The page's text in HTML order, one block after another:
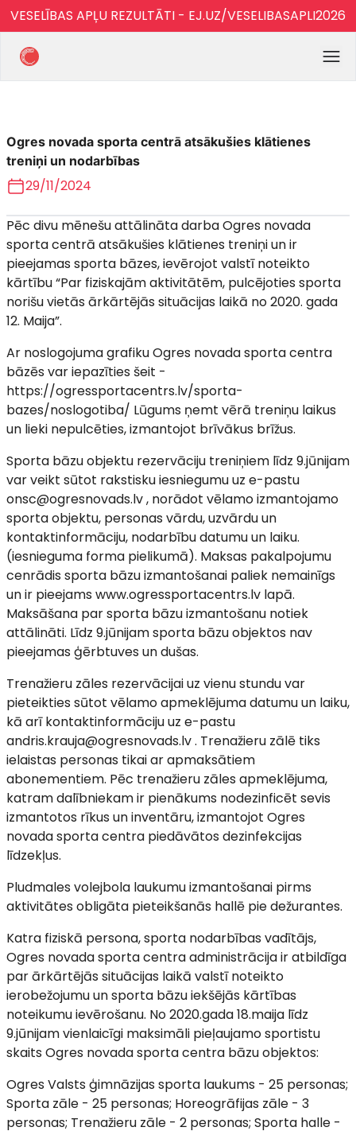
VESELĪBAS APĻU REZULTĀTI - EJ.UZ/VESELIBASAPLI2026
Ogres novada sporta centrā atsākušies klātienes
treniņi un nodarbības
29/11/2024
Pēc divu mēnešu attālināta darba Ogres novada
sporta centrā atsākušies klātienes treniņi un ir
pieejamas sporta bāzes, ievērojot valstī noteikto
kārtību “Par fiziskajām aktivitātēm, pulcējoties sporta
norišu vietās ārkārtējās situācijas laikā no 2020. gada
12. Maija”.
Ar noslogojuma grafiku Ogres novada sporta centra
bāzēs var iepazīties šeit -
https://ogressportacentrs.lv/sporta-
bazes/noslogotiba/ Lūgums ņemt vērā treniņu laikus
un lieki nepulcēties, izmantojot brīvākus brīžus.
Sporta bāzu objektu rezervāciju treniņiem līdz 9.jūnijam
var veikt sūtot rakstisku iesniegumu uz e-pastu
onsc@ogresnovads.lv , norādot vēlamo izmantojamo
sporta objektu, personas vārdu, uzvārdu un
kontaktinformāciju, nodarbību datumu un laiku.
(iesnieguma forma pielikumā). Maksas pakalpojumu
cenrādis sporta bāzu izmantošanai paliek nemainīgs
un ir pieejams www.ogressportacentrs.lv lapā.
Maksāšana par sporta bāzu izmantošanu notiek
attālināti. Līdz 9.jūnijam sporta bāzu objektos nav
pieejamas ģērbtuves un dušas.
Trenažieru zāles rezervācijai uz vienu stundu var
pieteikties sūtot vēlamo apmeklējuma datumu un laiku,
kā arī kontaktinformāciju uz e-pastu
andris.krauja@ogresnovads.lv . Trenažieru zālē tiks
ielaistas personas tikai ar apmaksātiem
abonementiem. Pēc trenažieru zāles apmeklējuma,
katram dalībniekam ir pienākums nodezinficēt sevis
izmantotos rīkus un inventāru, izmantojot Ogres
novada sporta centra piedāvātos dezinfekcijas
līdzekļus.
Pludmales volejbola laukumu izmantošanai pirms
aktivitātes obligāta pieteikšanās hallē pie dežurantes.
Katra fiziskā persona, sporta nodarbības vadītājs,
Ogres novada sporta centra administrācija ir atbildīga
par ārkārtējās situācijas laikā valstī noteikto
ierobežojumu un sporta bāzu iekšējās kārtības
noteikumu ievērošanu. No 2020.gada 18.maija līdz
9.jūnijam vienlaicīgi maksimāli pieļaujamo sportistu
skaits Ogres novada sporta centra bāzu objektos:
Ogres Valsts ģimnāzijas sporta laukums - 25 personas;
Sporta zāle - 25 personas; Horeogrāfijas zāle - 3
personas; Trenažieru zāle - 2 personas; Sporta halle -